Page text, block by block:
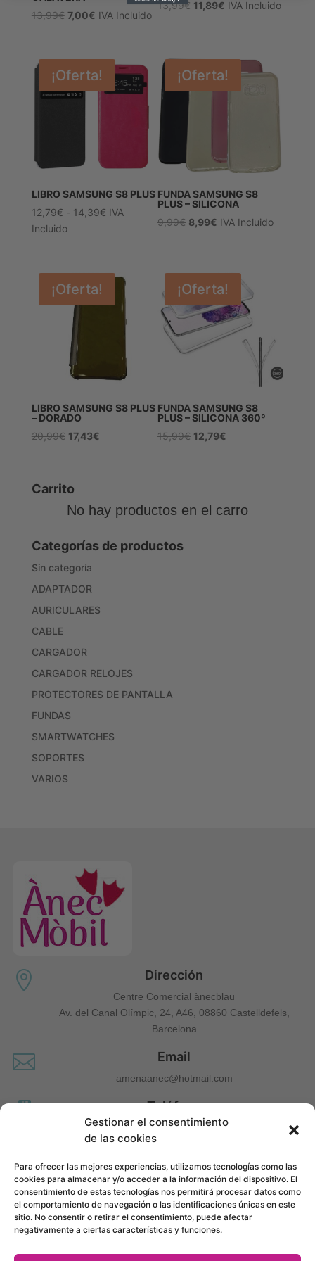
Gestionar el consentimiento
de las cookies
Para ofrecer las mejores experiencias, utilizamos tecnologías como las
cookies para almacenar y/o acceder a la información del dispositivo. El
consentimiento de estas tecnologías nos permitirá procesar datos como
el comportamiento de navegación o las identificaciones únicas en este
sitio. No consentir o retirar el consentimiento, puede afectar
negativamente a ciertas características y funciones.
13,99€ El
era:
13,99€.
7,00€El
es:
7,00€.
IVA Incluido
13,99€ El
13,99€.
11,89€ El
11,89€.
IVA Incluido
¡Oferta!
LIBRO SAMSUNG S8 PLUS
12,79€ - 14,39€Rango
12,79€
14,39€
IVA
Incluido
¡Oferta!
FUNDA SAMSUNG S8
PLUS – SILICONA
9,99€ El
era:
9,99€.
8,99€ El
es:
8,99€.
IVA Incluido
¡Oferta!
LIBRO SAMSUNG S8 PLUS
– DORADO
20,99€ El
era:
17,43€El
¡Oferta!
FUNDA SAMSUNG S8
PLUS – SILICONA 360º
15,99€ El
12,79€
Carrito
No hay productos en el carro
Categorías de productos
Sin categoría
ADAPTADOR
AURICULARES
CABLE
CARGADOR
CARGADOR RELOJES
PROTECTORES DE PANTALLA
FUNDAS
SMARTWATCHES
SOPORTES
VARIOS
 Dirección
Centre Comercial ànecblau
Av. del Canal Olímpic, 24, A46, 08860 Castelldefels,
Barcelona
 Email
amenaanec@hotmail.com
 Teléfono
660 677 963